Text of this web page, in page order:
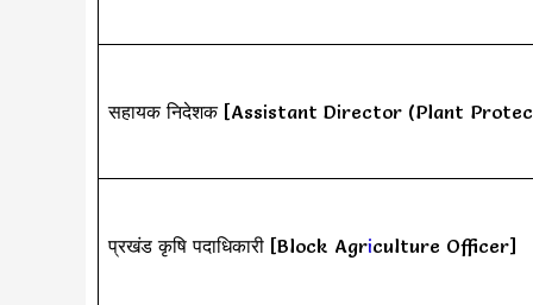
सहायक निदेशक [Assistant Director (Plant
प्रखंड कृषि पदाधिकारी [Block Agriculture Officer]